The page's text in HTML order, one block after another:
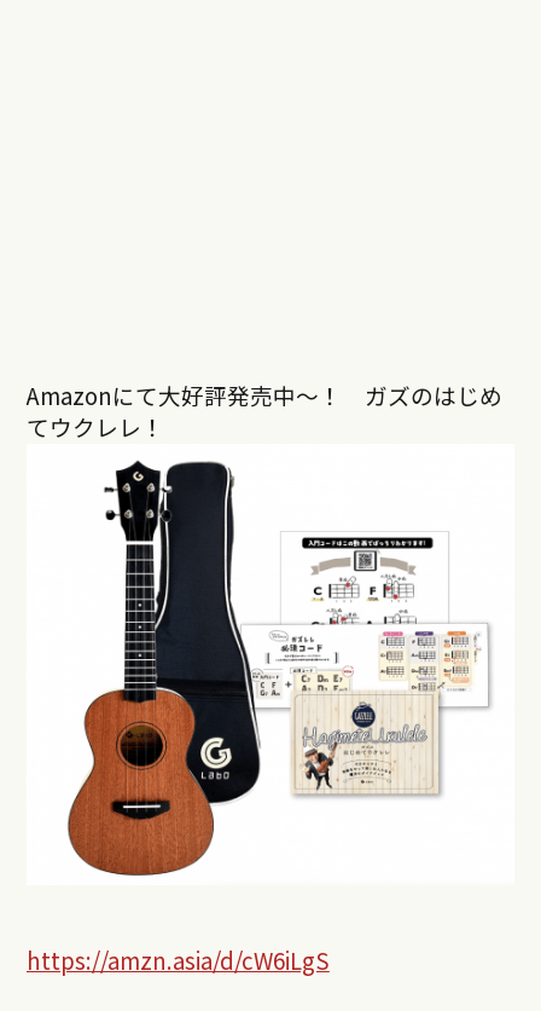
Amazonにて大好評発売中〜！ ガズのはじめ
てウクレレ！
https://amzn.asia/d/cW6iLgS